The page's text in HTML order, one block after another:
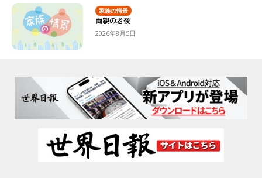
家族の情景
両親の老後
2026年8月5日